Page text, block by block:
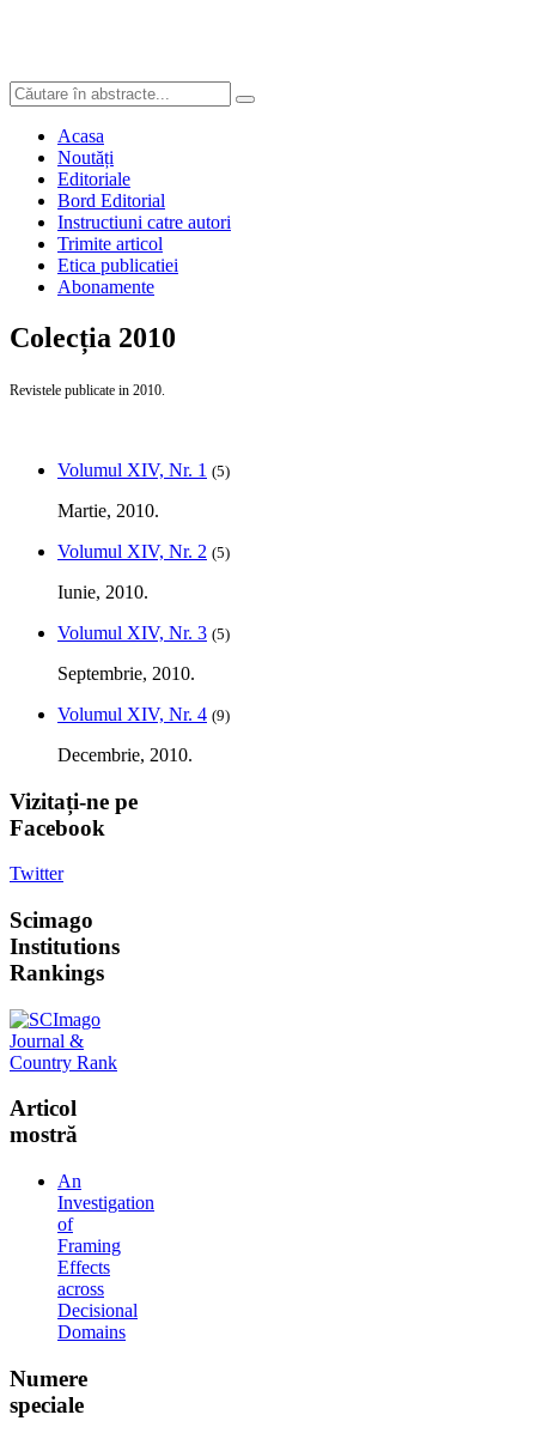
Acasa
Noutăți
Editoriale
Bord Editorial
Instructiuni catre autori
Trimite articol
Etica publicatiei
Abonamente
Colecția 2010
Revistele publicate in 2010.
Volumul XIV, Nr. 1 (5)
Martie, 2010.
Volumul XIV, Nr. 2 (5)
Iunie, 2010.
Volumul XIV, Nr. 3 (5)
Septembrie, 2010.
Volumul XIV, Nr. 4 (9)
Decembrie, 2010.
Vizitați-ne pe
Facebook
Twitter
Scimago
Institutions
Rankings
Articol
mostră
An
Investigation
of
Framing
Effects
across
Decisional
Domains
Numere
speciale